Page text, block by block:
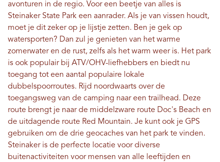
avonturen in de regio. Voor een beetje van alles is
Steinaker State Park een aanrader. Als je van vissen houdt,
moet je dit zeker op je lijstje zetten. Ben je gek op
watersporten? Dan zul je genieten van het warme
zomerwater en de rust, zelfs als het warm weer is. Het park
is ook populair bij ATV/OHV-liefhebbers en biedt nu
toegang tot een aantal populaire lokale
dubbelspoorroutes. Rijd noordwaarts over de
toegangsweg van de camping naar een trailhead. Deze
route brengt je naar de middelzware route Doc's Beach en
de uitdagende route Red Mountain. Je kunt ook je GPS
gebruiken om de drie geocaches van het park te vinden.
Steinaker is de perfecte locatie voor diverse
buitenactiviteiten voor mensen van alle leeftijden en